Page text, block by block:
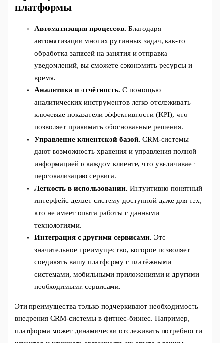
платформы
Автоматизация процессов. Благодаря
автоматизации многих рутинных задач, как-то
обработка записей на занятия и отправка
уведомлений, вы сможете сэкономить ресурсы и
время.
Аналитика и отчётность. С помощью
аналитических инструментов легко отслеживать
ключевые показатели эффективности (KPI), что
позволяет принимать обоснованные решения.
Управление клиентской базой. CRM-системы
дают возможность хранения и управления полной
информацией о каждом клиенте, что увеличивает
персонализацию сервиса.
Легкость в использовании. Интуитивно понятный
интерфейс делает систему доступной даже для тех,
кто не имеет опыта работы с данными
технологиями.
Интеграция с другими сервисами. Это
значительное преимущество, которое позволяет
соединять вашу платформу с платёжными
системами, мобильными приложениями и другими
необходимыми сервисами.
Эти преимущества только подчеркивают необходимость
внедрения CRM-системы в фитнес-бизнес. Например,
платформа может динамически отслеживать потребности